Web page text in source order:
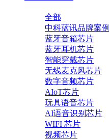
全部
中科蓝讯品牌案例
蓝牙音箱芯片
蓝牙耳机芯片
智能穿戴芯片
无线麦克风芯片
数字音频芯片
AIoT芯片
玩具语音芯片
AI语音识别芯片
WIFI 芯片
视频芯片